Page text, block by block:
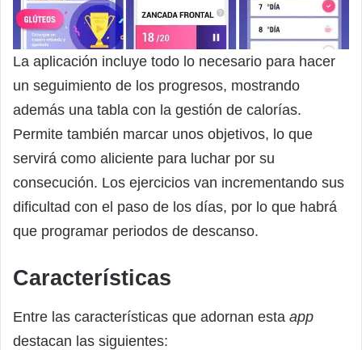
La aplicación incluye todo lo necesario para hacer
un seguimiento de los progresos, mostrando
además una tabla con la gestión de calorías.
Permite también marcar unos objetivos, lo que
servirá como aliciente para luchar por su
consecución. Los ejercicios van incrementando sus
dificultad con el paso de los días, por lo que habrá
que programar periodos de descanso.
Características
Entre las características que adornan esta app
destacan las siguientes: